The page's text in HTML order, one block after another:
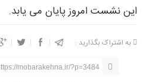
این نشست امروز پایان می یابد.
به اشتراک بگذارید :
mobarakehna.ir/?p=3484